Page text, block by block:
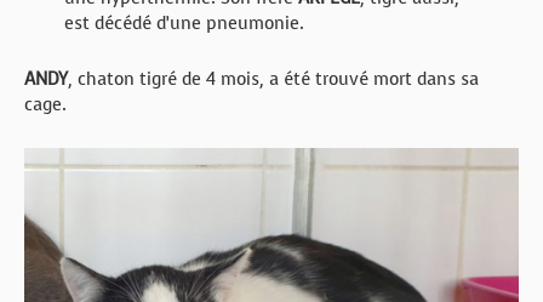
est décédé d’une pneumonie.
ANDY, chaton tigré de 4 mois, a été trouvé mort dans sa
cage.